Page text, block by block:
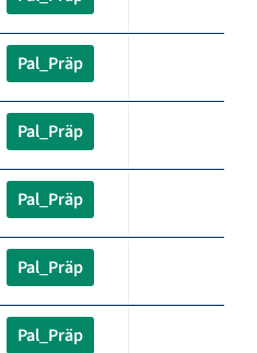
Pal_Präp
Pal_Präp
Pal_Präp
Pal_Präp
Pal_Präp